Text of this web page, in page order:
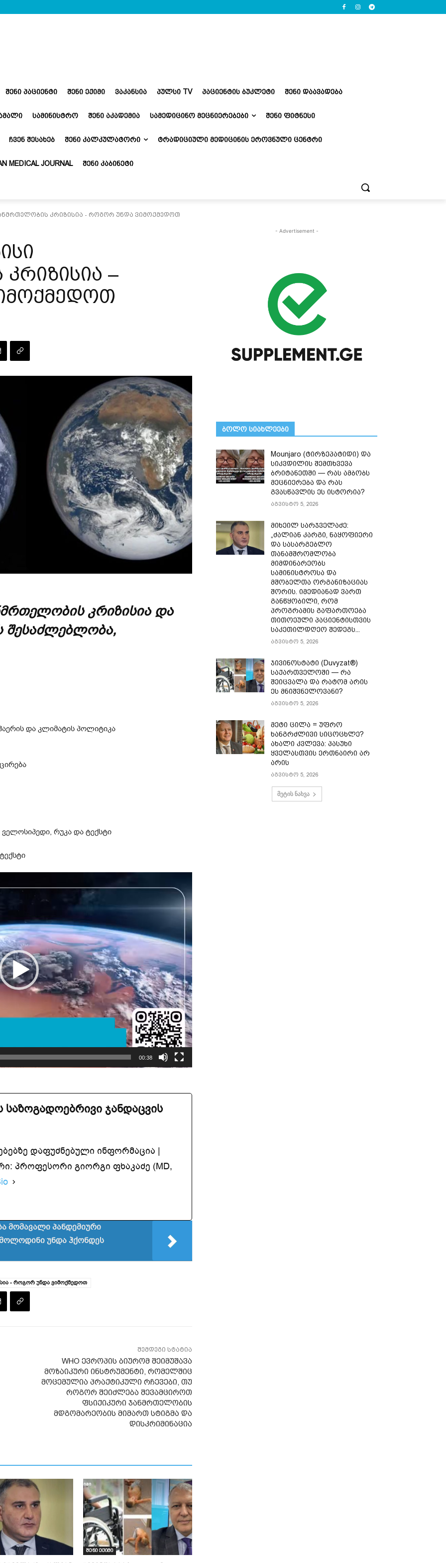
ᲨᲔᲜᲘ ᲞᲐᲪᲘᲔᲜᲢᲘ ᲨᲔᲜᲘ ᲔᲥᲘᲛᲘ ᲕᲐᲙᲐᲜᲡᲘᲐ ᲞᲣᲚᲡᲘ TV ᲞᲐᲪᲘᲔᲜᲢᲘᲡ ᲑᲣᲙᲚᲔᲢᲘ ᲨᲔᲜᲘ ᲓᲐᲐᲕᲐᲓᲔᲑᲐ
ᲡᲐᲛᲘᲜᲘᲡᲢᲠᲝ ᲨᲔᲜᲘ ᲐᲙᲐᲓᲔᲛᲘᲐ ᲡᲐᲛᲔᲓᲘᲪᲘᲜᲝ ᲛᲔᲪᲜᲘᲔᲠᲔᲑᲔᲑᲘ ᲨᲔᲜᲘ ᲤᲘᲢᲜᲔᲡᲘ
ᲩᲕᲔᲜ ᲨᲔᲡᲐᲮᲔᲑ ᲨᲔᲜᲘ ᲙᲐᲚᲙᲣᲚᲐᲢᲝᲠᲘ ᲢᲠᲐᲓᲘᲪᲘᲣᲚᲘ ᲛᲔᲓᲘᲪᲘᲜᲘᲡ ᲔᲠᲝᲕᲜᲣᲚᲘ ᲪᲔᲜᲢᲠᲘ
MEDICAL JOURNAL ᲨᲔᲜᲘ ᲙᲐᲑᲘᲜᲔᲢᲘ
კრიზისია - როგორ უნდა ვიმოქმედოთ
–
კრიზისია და
შესაძლებლობა,
და კლიმატის პოლიტიკა
00:38
ჯანდაცვის
დაფუძნებული ინფორმაცია |
პროფესორი გიორგი ფხაკაძე (MD,
მომავალი პანდემიური
უნდა ჰქონდეს
- როგორ უნდა ვიმოქმედოთ
შემდეგი სტატია
WHO ევროპის ბიურომ შეიმუშავა
მოზაიკური ინსტრუმენტი, რომელშიც
მოცემულია პრაქტიკული რჩევები, თუ
როგორ შეიძლება შევამციროთ
ფსიქიკური ჯანმრთელობის
მდგომარეობის მიმართ სტიგმა და
დისკრიმინაცია
შენი ექიმი
- Advertisement -
ᲑᲝᲚᲝ ᲡᲘᲐᲮᲚᲔᲔᲑᲘ
Mounjaro (ტირზეპატიდი) და
სიკვდილის შემთხვევა
ბრიტანეთში — რას ამბობს
მეცნიერება და რას
გვასწავლის ეს ისტორია?
აგვისტო 5, 2026
მიხეილ სარჯველაძე:
„ძალიან კარგი, ნაყოფიერი
და სასარგებლო
თანამშრომლობა
მიმდინარეობს
სამინისტროსა და
მშობელთა ორგანიზაციას
შორის. იმედიანად ვართ
განწყობილი, რომ
პროგრამის გაფართოება
თითოეული პაციენტისთვის
საკეთილდღეო შედეგს...
აგვისტო 5, 2026
ჯივინოსტატი (Duvyzat®)
საქართველოში — რა
შეიცვალა და რატომ არის
ეს მნიშვნელოვანი?
აგვისტო 5, 2026
მეტი ცილა = უფრო
ხანგრძლივი სიცოცხლე?
ახალი კვლევა: პასუხი
ყველასთვის ერთნაირი არ
არის
აგვისტო 5, 2026
მეტის ნახვა